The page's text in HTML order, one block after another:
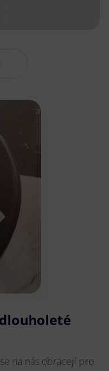
na nás obracejí pro